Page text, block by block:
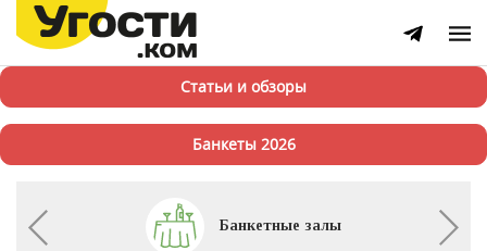
Статьи и обзоры
Банкеты 2026
Банкетные залы